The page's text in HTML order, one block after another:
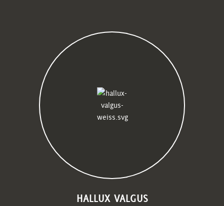
HALLUX VALGUS